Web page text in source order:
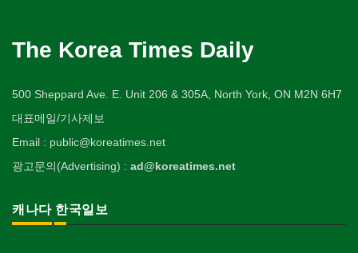
The Korea Times Daily
500 Sheppard Ave. E. Unit 206 & 305A, North York, ON M2N 6H7
대표메일/기사제보
Email : public@koreatimes.net
광고문의(Advertising) : ad@koreatimes.net
캐나다 한국일보